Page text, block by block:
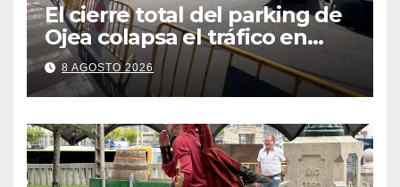
El cierre total del parking de
Ojea colapsa el tráfico en
Cangas
8 AGOSTO 2026